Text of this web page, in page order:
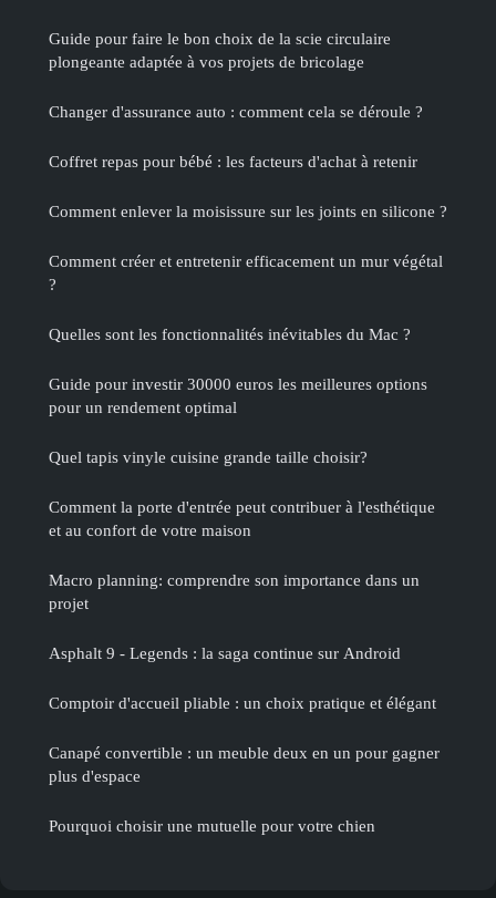
Guide pour faire le bon choix de la scie circulaire
plongeante adaptée à vos projets de bricolage
Changer d'assurance auto : comment cela se déroule ?
Coffret repas pour bébé : les facteurs d'achat à retenir
Comment enlever la moisissure sur les joints en silicone ?
Comment créer et entretenir efficacement un mur végétal
?
Quelles sont les fonctionnalités inévitables du Mac ?
Guide pour investir 30000 euros les meilleures options
pour un rendement optimal
Quel tapis vinyle cuisine grande taille choisir?
Comment la porte d'entrée peut contribuer à l'esthétique
et au confort de votre maison
Macro planning: comprendre son importance dans un
projet
Asphalt 9 - Legends : la saga continue sur Android
Comptoir d'accueil pliable : un choix pratique et élégant
Canapé convertible : un meuble deux en un pour gagner
plus d'espace
Pourquoi choisir une mutuelle pour votre chien